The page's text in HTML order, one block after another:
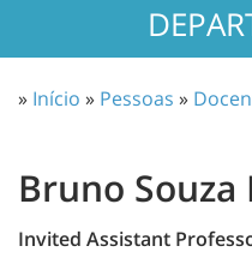
» Início » Pessoas »
Bruno
Invited Assistant